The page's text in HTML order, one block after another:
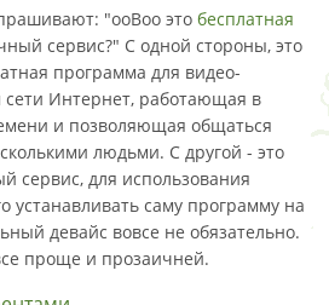
"ооВоо это бесплатная
сервис?" С одной стороны, это
программа для видео-
Интернет, работающая в
и позволяющая общаться
людьми. С другой - это
сервис, для использования
устанавливать саму программу на
девайс вовсе не обязательно.
проще и прозаичней.